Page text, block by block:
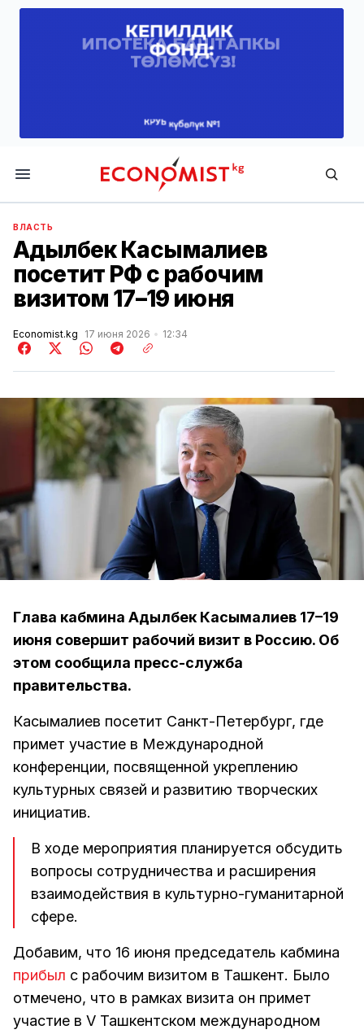
Economist.kg
ВЛАСТЬ
Адылбек Касымалиев
посетит РФ с рабочим
визитом 17–19 июня
Economist.kg 17 июня 2026 12:34
Глава кабмина Адылбек Касымалиев 17–19
июня совершит рабочий визит в Россию. Об
этом сообщила пресс-служба
правительства.
Касымалиев посетит Санкт-Петербург, где
примет участие в Международной
конференции, посвященной укреплению
культурных связей и развитию творческих
инициатив.
В ходе мероприятия планируется обсудить
вопросы сотрудничества и расширения
взаимодействия в культурно-гуманитарной
сфере.
Добавим, что 16 июня председатель кабмина
прибыл с рабочим визитом в Ташкент. Было
отмечено, что в рамках визита он примет
участие в V Ташкентском международном